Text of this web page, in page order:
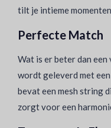
tilt je intieme
Perfecte Match
Wat is er beter dan
wordt geleverd met
bevat een mesh string
zorgt voor een